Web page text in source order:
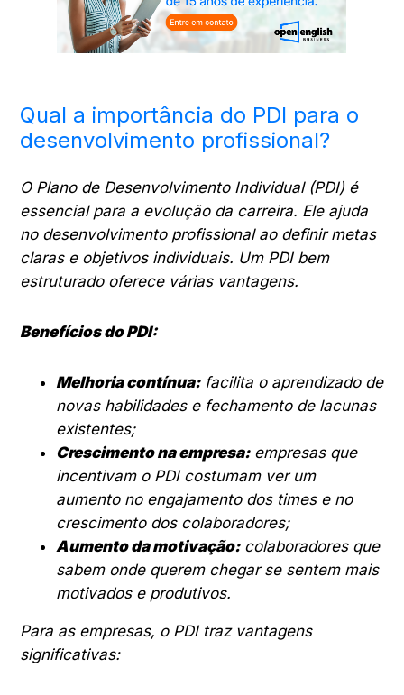
Qual a importância do PDI para o
desenvolvimento profissional?
O Plano de Desenvolvimento Individual (PDI) é
essencial para a evolução da carreira. Ele ajuda
no desenvolvimento profissional ao definir metas
claras e objetivos individuais. Um PDI bem
estruturado oferece várias vantagens.
Benefícios do PDI:
Melhoria contínua:facilita o aprendizado de
novas habilidades e fechamento de lacunas
existentes;
Crescimento na empresa:empresas que
incentivam o PDI costumam ver um
aumento no engajamento dos times e no
crescimento dos colaboradores;
Aumento da motivação:colaboradores que
sabem onde querem chegar se sentem mais
motivados e produtivos.
Para as empresas, o PDI traz vantagens
significativas: